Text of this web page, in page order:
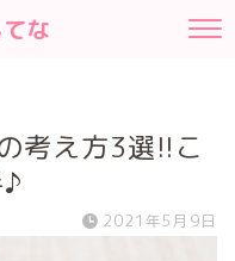
な
考え方3選!!こ
2021年5月9日